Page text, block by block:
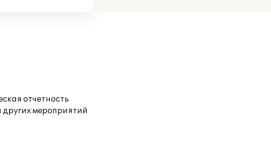
отчетность
мероприятий